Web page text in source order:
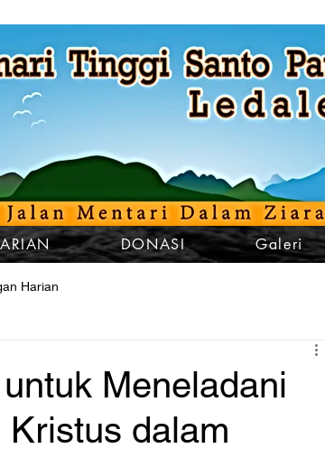
DONASI Galeri
Harian
Meneladani
dalam